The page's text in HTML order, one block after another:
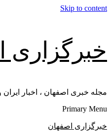
Skip to content
خبرگزاری
مجله خبری اصفهان ، اخبار ایران
Primary Menu
خبرگزاری اصفهان